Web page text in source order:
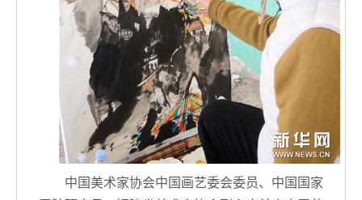
中国美术家协会中国画艺委会委员、中国国家